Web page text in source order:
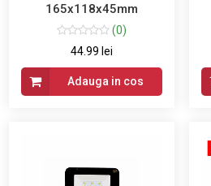
165x118x45mm
(0)
44.99 lei
Adauga in cos